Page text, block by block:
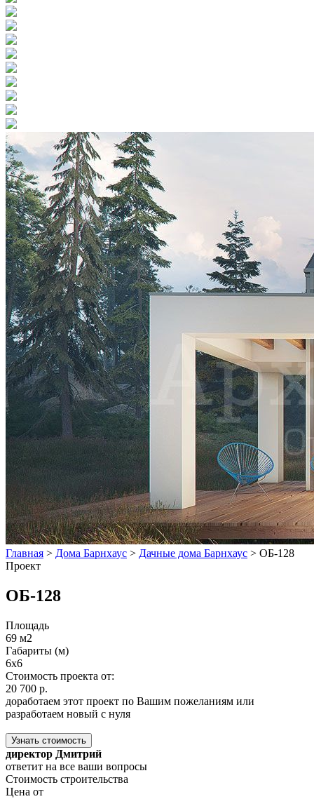
Главная > Дома Барнхаус > Дачные дома Барнхаус > ОБ-128
Проект
ОБ-128
Площадь
69 м2
Габариты (м)
6x6
Стоимость проекта от:
20 700 р.
доработаем этот проект по Вашим пожеланиям или
разработаем новый с нуля
Узнать стоимость
директор Дмитрий
ответит на все ваши вопросы
Стоимость строительства
Цена от